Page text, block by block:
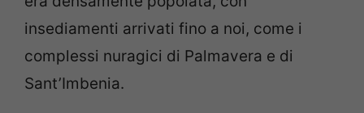
insediamenti arrivati fino a noi, come i
complessi nuragici di Palmavera e di
Sant’Imbenia.